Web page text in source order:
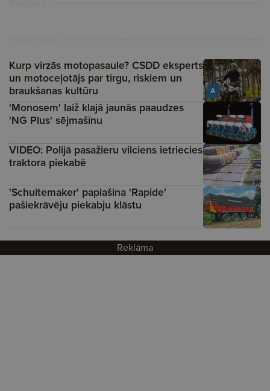
A
Kurp virzās motopasaule? CSDD eksperts
un motoceļotājs par tirgu, riskiem un
braukšanas kultūru
'Monosem' laiž klajā jaunās paaudzes
'NG Plus' sējmašīnu
VIDEO: Polijā pasažieru vilciens ietriecies
traktora piekabē
'Schuitemaker' paplašina 'Rapide'
pašiekrāvēju piekabju klāstu
Reklāma